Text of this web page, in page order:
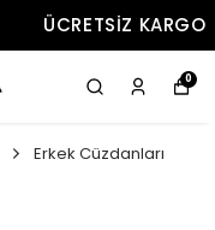
0
Erkek Cüzdanları